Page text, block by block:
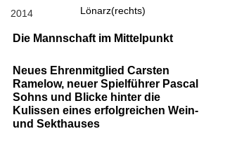
2014
Lönarz(rechts)
Die Mannschaft im Mittelpunkt
Neues Ehrenmitglied Carsten
Ramelow, neuer Spielführer Pascal
Sohns und Blicke hinter die
Kulissen eines erfolgreichen Wein-
und Sekthauses